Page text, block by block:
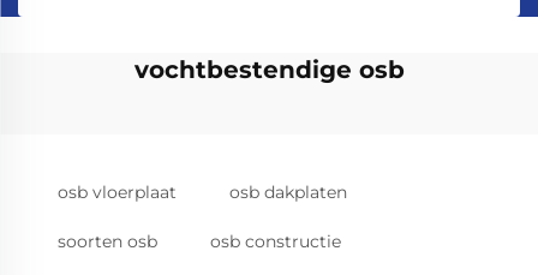
vochtbestendige osb
osb vloerplaat osb dakplaten
soorten osb osb constructie